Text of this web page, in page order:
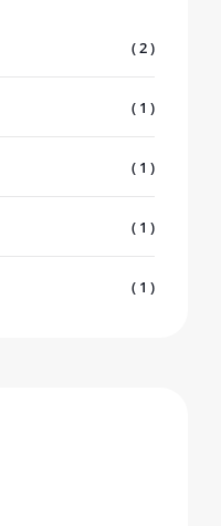
( 2 )
( 1 )
( 1 )
( 1 )
( 1 )